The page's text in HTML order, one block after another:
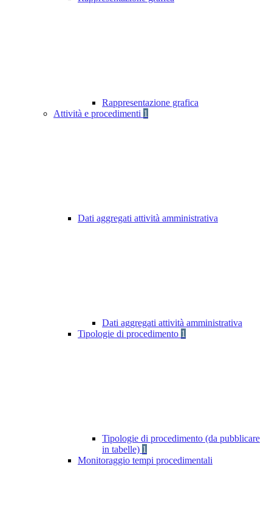
Rappresentazione grafica
Attività e procedimenti 1
Dati aggregati attività amministrativa
Dati aggregati attività amministrativa
Tipologie di procedimento 1
Tipologie di procedimento (da pubblicare
in tabelle) 1
Monitoraggio tempi procedimentali